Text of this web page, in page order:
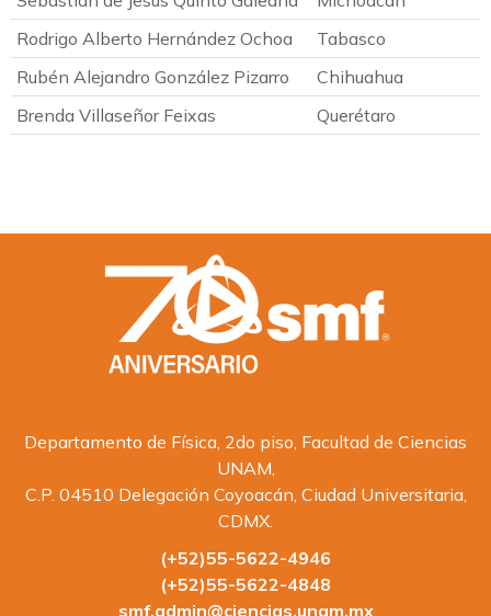
Rodrigo Alberto Hernández Ochoa
Tabasco
Rubén Alejandro González Pizarro
Chihuahua
Brenda Villaseñor Feixas
Querétaro
Departamento de Física, 2do piso, Facultad de Ciencias
UNAM,
C.P. 04510 Delegación Coyoacán, Ciudad Universitaria,
CDMX.
(+52)55-5622-4946
(+52)55-5622-4848
smf.admin@ciencias.unam.mx